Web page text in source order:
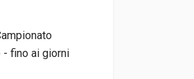
- fino ai giorni